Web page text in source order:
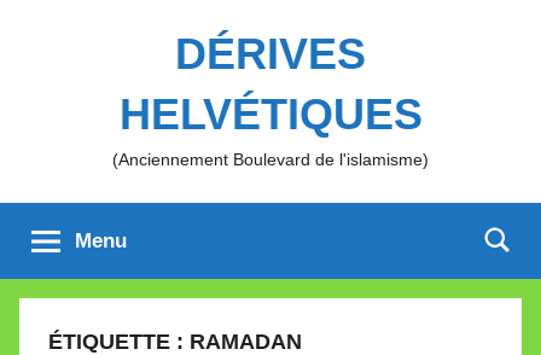
DÉRIVES
HELVÉTIQUES
(Anciennement Boulevard de l'islamisme)
Menu
ÉTIQUETTE : RAMADAN